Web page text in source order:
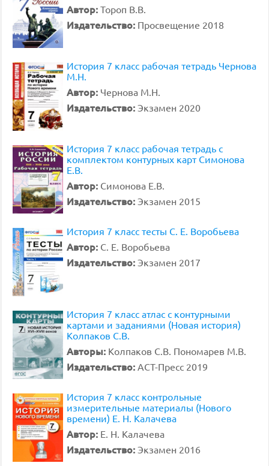
Автор: Тороп В.В.
Издательство: Просвещение 2018
История 7 класс рабочая тетрадь Чернова
М.Н.
Автор: Чернова М.Н.
Издательство: Экзамен 2020
История 7 класс рабочая тетрадь с
комплектом контурных карт Симонова
Е.В.
Автор: Симонова Е.В.
Издательство: Экзамен 2015
История 7 класс тесты С. Е. Воробьева
Автор: С. Е. Воробьева
Издательство: Экзамен 2017
История 7 класс атлас с контурными
картами и заданиями (Новая история)
Колпаков С.В.
Авторы: Колпаков С.В. Пономарев М.В.
Издательство: АСТ-Пресс 2019
История 7 класс контрольные
измерительные материалы (Нового
времени) Е. Н. Калачева
Автор: Е. Н. Калачева
Издательство: Экзамен 2016